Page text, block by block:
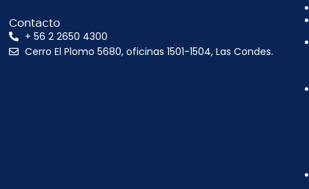
Contacto
+ 56 2 2650 4300
Cerro El Plomo 5680, oficinas 1501-1504, Las Condes.